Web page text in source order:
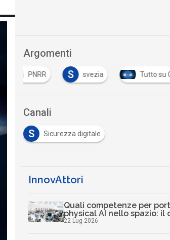
Argomenti
PNRR S svezia Tutto su
Canali
S
Sicurezza digitale
InnovAttori
Quali competenze per
physical AI nello spazio: il
22 Lug 2026